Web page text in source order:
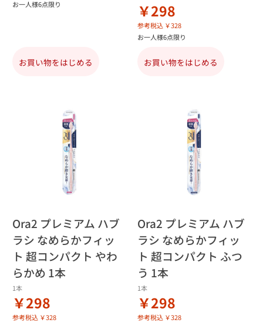
お一人様6点限り
お買い物をはじめる
￥298
参考税込 ￥328
お一人様6点限り
お買い物をはじめる
Ora2 プレミアム ハブ
ラシ なめらかフィッ
ト 超コンパクト やわ
らかめ 1本
1本
￥298
参考税込 ￥328
Ora2 プレミアム ハブ
ラシ なめらかフィッ
ト 超コンパクト ふつ
う 1本
1本
￥298
参考税込 ￥328